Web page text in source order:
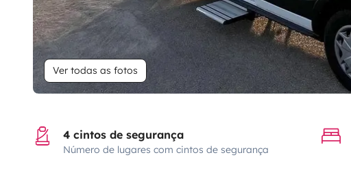
Ver todas as fotos
4 cintos de segurança
Número de lugares com cintos de segurança